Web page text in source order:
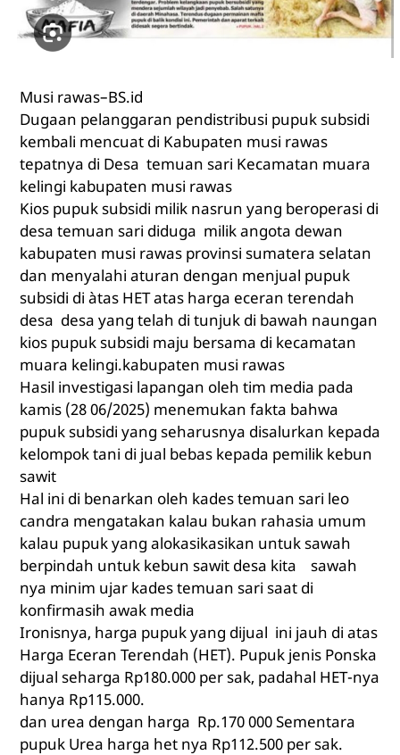
Musi rawas–BS.id
Dugaan pelanggaran pendistribusi pupuk subsidi
kembali mencuat di Kabupaten musi rawas
tepatnya di Desa temuan sari Kecamatan muara
kelingi kabupaten musi rawas
Kios pupuk subsidi milik nasrun yang beroperasi di
desa temuan sari diduga milik angota dewan
kabupaten musi rawas provinsi sumatera selatan
dan menyalahi aturan dengan menjual pupuk
subsidi di àtas HET atas harga eceran terendah
desa desa yang telah di tunjuk di bawah naungan
kios pupuk subsidi maju bersama di kecamatan
muara kelingi.kabupaten musi rawas
Hasil investigasi lapangan oleh tim media pada
kamis (28 06/2025) menemukan fakta bahwa
pupuk subsidi yang seharusnya disalurkan kepada
kelompok tani di jual bebas kepada pemilik kebun
sawit
Hal ini di benarkan oleh kades temuan sari leo
candra mengatakan kalau bukan rahasia umum
kalau pupuk yang alokasikasikan untuk sawah
berpindah untuk kebun sawit desa kita sawah
nya minim ujar kades temuan sari saat di
konfirmasih awak media
Ironisnya, harga pupuk yang dijual ini jauh di atas
Harga Eceran Terendah (HET). Pupuk jenis Ponska
dijual seharga Rp180.000per sak, padahal HET-nya
hanya Rp115.000.
dan urea dengan harga Rp.170 000Sementara
pupuk Urea harga het nya Rp112.500per sak.